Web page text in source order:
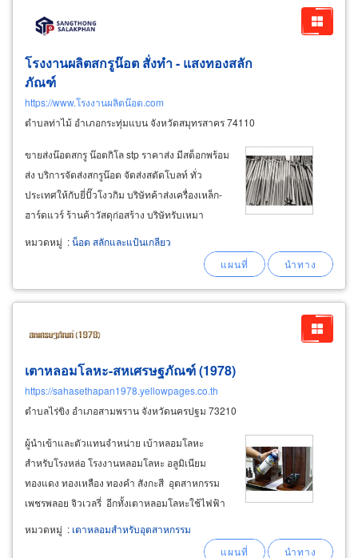
โรงงานผลิตสกรูน๊อต สั่งทำ - แสงทองสลัก
ภัณฑ์
https://www.โรงงานผลิตน๊อต.com
ตำบลท่าไม้ อำเภอกระทุ่มแบน จังหวัดสมุทรสาคร 74110
ขายส่งน๊อตสกรู น๊อตกิโล stp ราคาส่ง มีสต็อกพร้อม
ส่ง บริการจัดส่งสกรูน๊อต จัดส่งสตัดโบลท์ ทั่ว
ประเทศให้กับยี่ปั๊วโงวกิม บริษัทค้าส่งเครื่องเหล็ก-
ฮาร์ดแวร์ ร้านค้าวัสดุก่อสร้าง บริษัทรับเหมา
ก่อสร้าง บริษัทรับเหมาติดตั้งระบบไฟฟ้า-ประปา-
แอร์-ระบบดับเพลิง ส่งด่วนพื้นที่ สมุทรปราการ
หมวดหมู่ :น็อต สลักและแป้นเกลียว
เตาหลอมโลหะ-สหเศรษฐภัณฑ์ (1978)
https://sahasethapan1978.yellowpages.co.th
ตำบลไร่ขิง อำเภอสามพราน จังหวัดนครปฐม 73210
ผู้นำเข้าและตัวแทนจำหน่าย เบ้าหลอมโลหะ
สำหรับโรงหล่อ โรงงานหลอมโลหะ อลูมิเนียม
ทองแดง ทองเหลือง ทองคำ สังกะสี อุตสาหกรรม
เพชรพลอย จิวเวลรี่ อีกทั้งเตาหลอมโลหะใช้ไฟฟ้า
แก๊ส หรือน้ำมัน morland เคมีหลอมโลหะ flux ยาไล่
ขี้โลหะยาไล่อากาศสำหรับการหลอมโลหะ วัสดุทน
หมวดหมู่ : เตาหลอมสำหรับอุตสาหกรรม